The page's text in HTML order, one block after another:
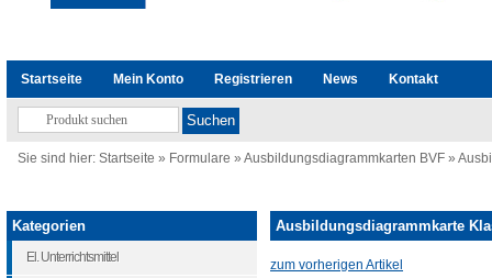
Startseite Mein Konto Registrieren News Kontakt
Sie sind hier: Startseite » Formulare » Ausbildungsdiagrammkarten BVF »
Ausbildungsdiagrammkarte
zum vorherigen Artikel
Kategorien
El. Unterrichtsmittel